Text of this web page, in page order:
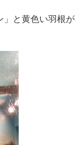
」と黄色い羽根が